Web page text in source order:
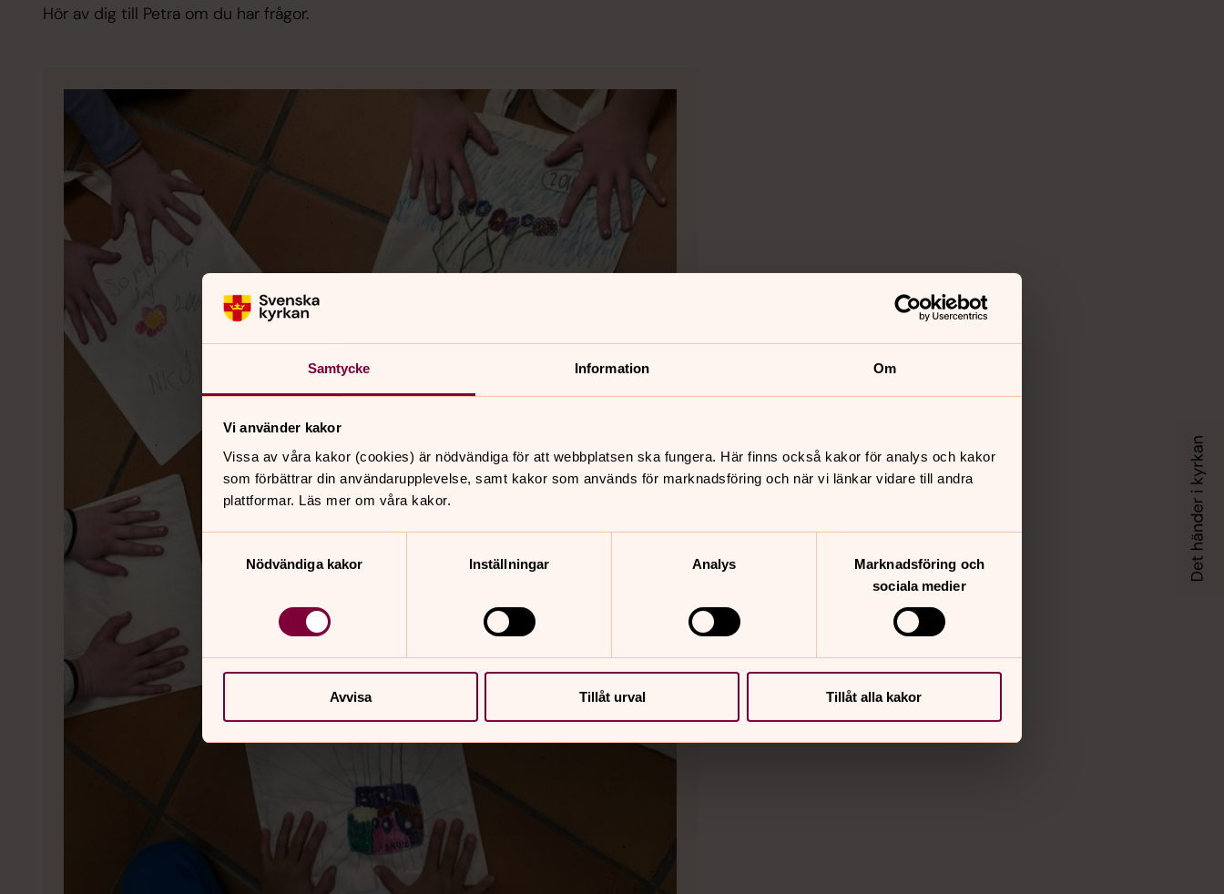
Samtycke Information Om
Vi använder kakor
Vissa av våra kakor (cookies) är nödvändiga för att webbplatsen ska fungera. Här finns också kakor för analys och kakor
som förbättrar din användarupplevelse, samt kakor som används för marknadsföring och när vi länkar vidare till andra
plattformar. Läs mer om våra kakor.
Nödvändiga kakor
Inställningar Analys
Marknadsföring och
sociala medier
Avvisa Tillåt urval Tillåt alla kakor
Hör av dig till Petra om du har frågor.